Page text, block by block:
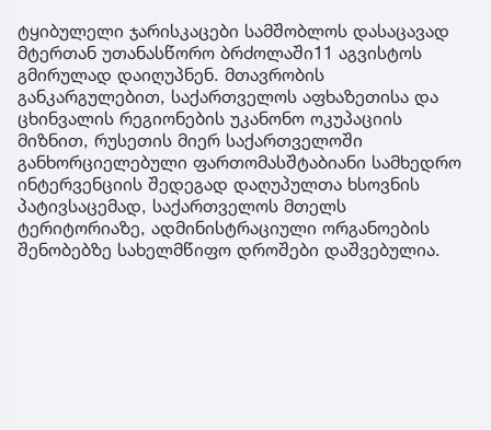
ტყიბულელი ჯარისკაცები სამშობლოს დასაცავად
მტერთან უთანასწორო ბრძოლაში11 აგვისტოს
გმირულად დაიღუპნენ. მთავრობის
განკარგულებით, საქართველოს აფხაზეთისა და
ცხინვალის რეგიონების უკანონო ოკუპაციის
მიზნით, რუსეთის მიერ საქართველოში
განხორციელებული ფართომასშტაბიანი სამხედრო
ინტერვენციის შედეგად დაღუპულთა ხსოვნის
პატივსაცემად, საქართველოს მთელს
ტერიტორიაზე, ადმინისტრაციული ორგანოების
შენობებზე სახელმწიფო დროშები დაშვებულია.